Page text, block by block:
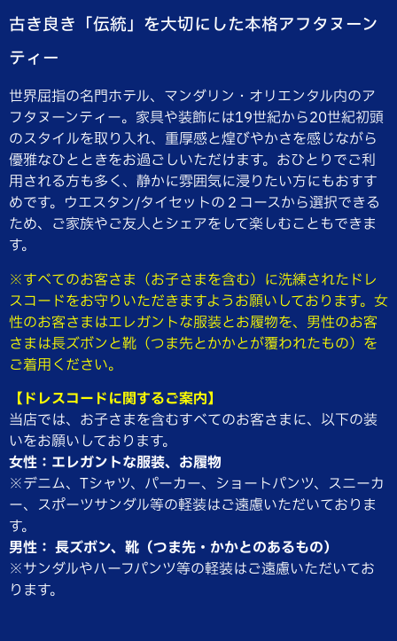
古き良き「伝統」を大切にした本格アフタヌーン
ティー
世界屈指の名門ホテル、マンダリン・オリエンタル内のア
フタヌーンティー。家具や装飾には19世紀から20世紀初頭
のスタイルを取り入れ、重厚感と煌びやかさを感じながら
優雅なひとときをお過ごしいただけます。おひとりでご利
用される方も多く、静かに雰囲気に浸りたい方にもおすす
めです。ウエスタン/タイセットの２コースから選択できる
ため、ご家族やご友人とシェアをして楽しむこともできま
す。
※すべてのお客さま（お子さまを含む）に洗練されたドレ
スコードをお守りいただきますようお願いしております。女
性のお客さまはエレガントな服装とお履物を、男性のお客
さまは長ズボンと靴（つま先とかかとが覆われたもの）を
ご着用ください。
【ドレスコードに関するご案内】
当店では、お子さまを含むすべてのお客さまに、以下の装
いをお願いしております。
女性：エレガントな服装、お履物
※デニム、Tシャツ、パーカー、ショートパンツ、スニーカ
ー、スポーツサンダル等の軽装はご遠慮いただいておりま
す。
男性： 長ズボン、靴（つま先・かかとのあるもの）
※サンダルやハーフパンツ等の軽装はご遠慮いただいてお
ります。